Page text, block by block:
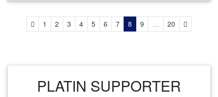
Zurück
1 2 3 4 5 6 7 8 9 … 20
PLATIN SUPPORTER